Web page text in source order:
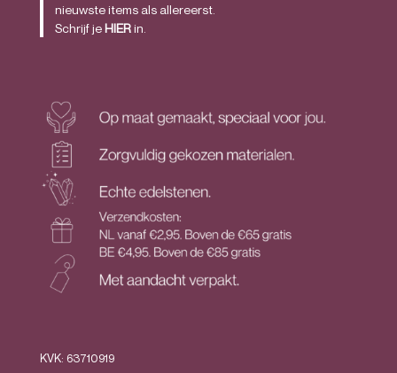
nieuwste items als allereerst.
Schrijf jeHIERin.
KVK: 63710919